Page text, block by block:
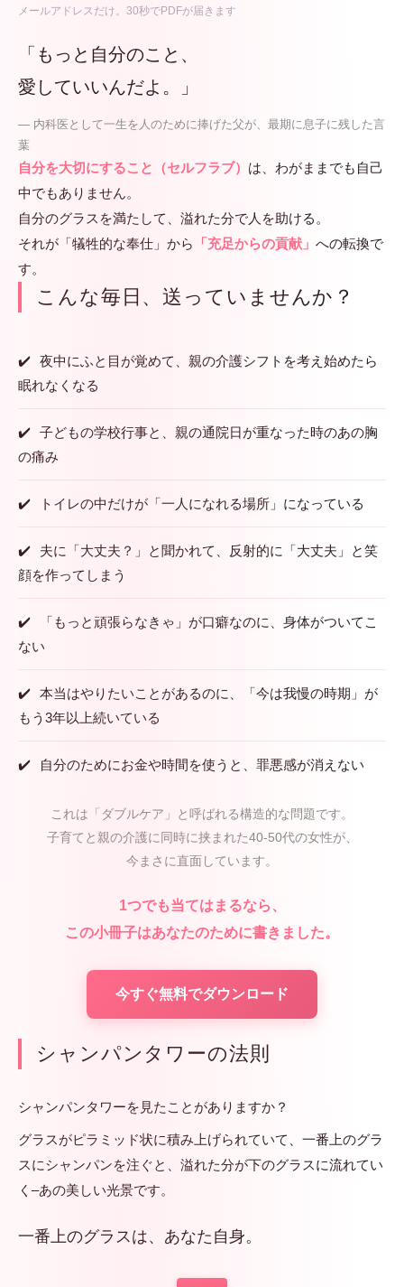
メールアドレスだけ。30秒でPDFが届きます
「もっと自分のこと、
愛していいんだよ。」
— 内科医として一生を人のために捧げた父が、最期に息子に残した言
葉
自分を大切にすること（セルフラブ） は、わがままでも自己
中でもありません。
自分のグラスを満たして、溢れた分で人を助ける。
それが「犠牲的な奉仕」から
「充足からの貢献」 への転換で
す。
こんな毎日、送っていませんか？
夜中にふと目が覚めて、親の介護シフトを考え始めたら
眠れなくなる
子どもの学校行事と、親の通院日が重なった時のあの胸
の痛み
トイレの中だけが「一人になれる場所」になっている
夫に「大丈夫？」と聞かれて、反射的に「大丈夫」と笑
顔を作ってしまう
「もっと頑張らなきゃ」が口癖なのに、身体がついてこ
ない
本当はやりたいことがあるのに、「今は我慢の時期」が
もう3年以上続いている
自分のためにお金や時間を使うと、罪悪感が消えない
これは「ダブルケア」と呼ばれる構造的な問題です。
子育てと親の介護に同時に挟まれた40-50代の女性が、
今まさに直面しています。
1つでも当てはまるなら、
この小冊子はあなたのために書きました。
今すぐ無料でダウンロード
シャンパンタワーの法則
シャンパンタワーを見たことがありますか？
グラスがピラミッド状に積み上げられていて、一番上のグラ
スにシャンパンを注ぐと、溢れた分が下のグラスに流れてい
く–あの美しい光景です。
一番上のグラスは、あなた自身。